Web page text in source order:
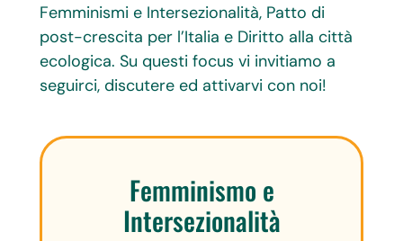
Femminismi e Intersezionalità, Patto di
post-crescita per l’Italia e Diritto alla città
ecologica. Su questi focus vi invitiamo a
seguirci, discutere ed attivarvi con noi!
Femminismo e
Intersezionalità